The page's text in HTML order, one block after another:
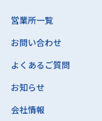
営業所一覧
お問い合わせ
よくあるご質問
お知らせ
会社情報